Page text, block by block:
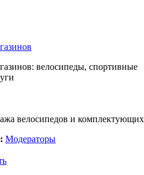
велосипеды, спортивные
велосипедов и комплектующих
Модераторы